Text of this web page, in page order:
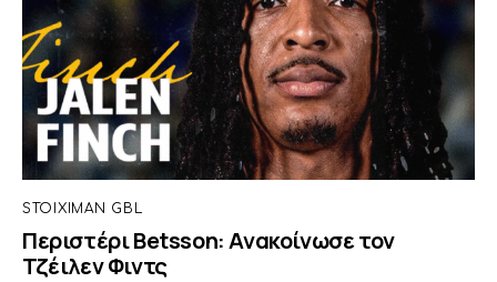
STOIXIMAN GBL
Περιστέρι Betsson: Ανακοίνωσε τον
Τζέιλεν Φιντς